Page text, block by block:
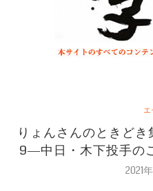
エ
りょんさんのときど
9―中日・木下投手の
2021